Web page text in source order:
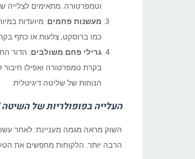
וטמפרטורה. מתאימים לצלייה
מעשנות פחמים: מיועדות
כמו ברוסקט, צלעות או כתף
גרילי פחם משולבים: הדור
בקרת טמפרטורה ואפילו
הנוחות של שליטה דיגיטלית.
העלייה בפופולריות של
השוק מראה מגמה מעניינת: לאחר
הרבה יותר. הלקוחות מחפשים את